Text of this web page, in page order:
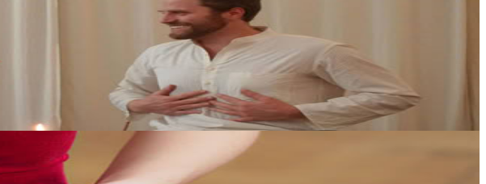
allineato agli standard Yoga Alliance. Più che una certificazione, è un inv...